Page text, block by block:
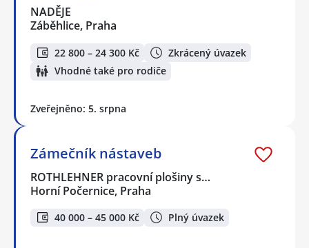
NADĚJE
Záběhlice, Praha
22 800 – 24 300 Kč
Zkrácený úvazek
Vhodné také pro rodiče
Zveřejněno: 5. srpna
Zámečník nástaveb
ROTHLEHNER pracovní plošiny s…
Horní Počernice, Praha
40 000 – 45 000 Kč Plný úvazek